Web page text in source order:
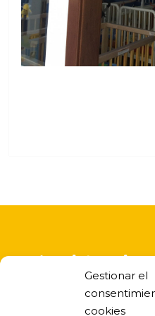
Gestionar el
cookies
A asistencia
escola